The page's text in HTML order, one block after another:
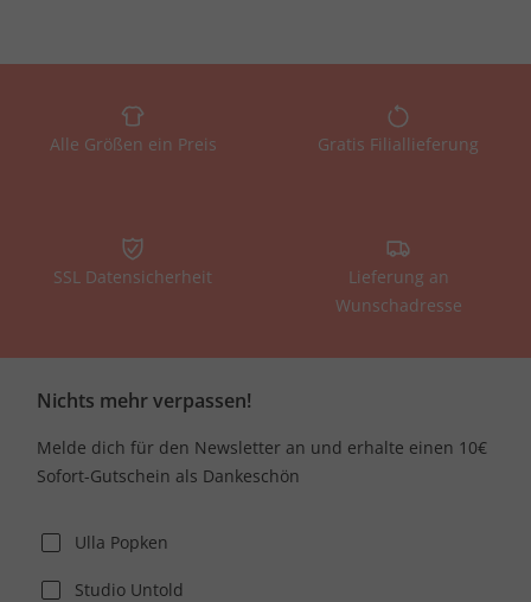
Alle Größen ein Preis Gratis Filiallieferung
SSL Datensicherheit
Lieferung an
Wunschadresse
Nichts mehr verpassen!
Melde dich für den Newsletter an und erhalte einen 10€
Sofort-Gutschein als Dankeschön
Ulla Popken
Studio Untold